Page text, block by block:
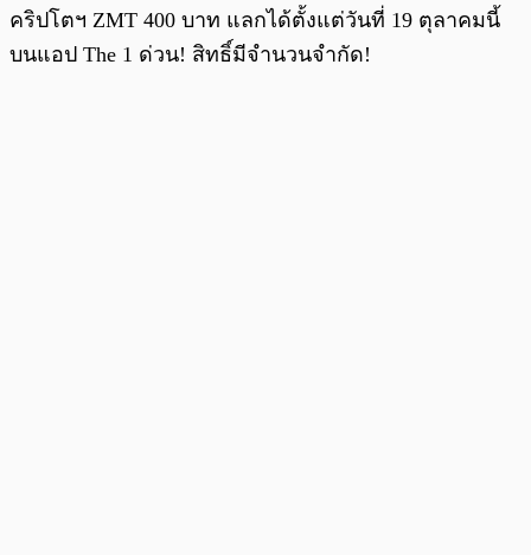
คริปโตฯ ZMT 400 บาท แลกได้ตั้งแต่วันที่ 19 ตุลาคมนี้
บนแอป The 1 ด่วน! สิทธิ์มีจำนวนจำกัด!